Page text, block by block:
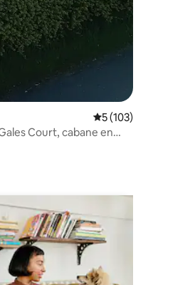
Évaluation
5 (103)
Court, cabane en